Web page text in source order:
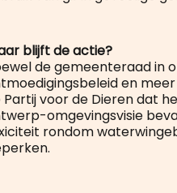
blijft de actie?
de gemeenteraad in
en
Partij voor de Dieren dat
omgevingsvisie
rondom